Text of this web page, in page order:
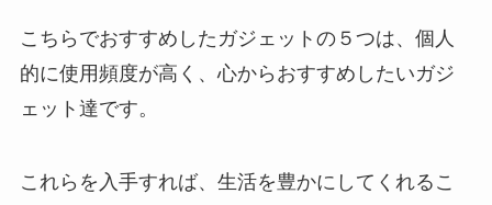
こちらでおすすめしたガジェットの５つは、個人
的に使用頻度が高く、心からおすすめしたいガジ
ェット達です。
これらを入手すれば、生活を豊かにしてくれるこ